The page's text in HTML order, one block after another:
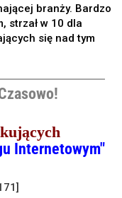
branży. Bardzo
strzał w 10 dla
się nad tym
Internetowym"